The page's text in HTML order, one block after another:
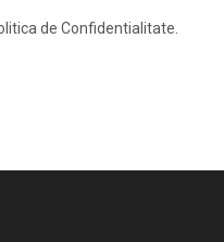
de Confidentialitate.